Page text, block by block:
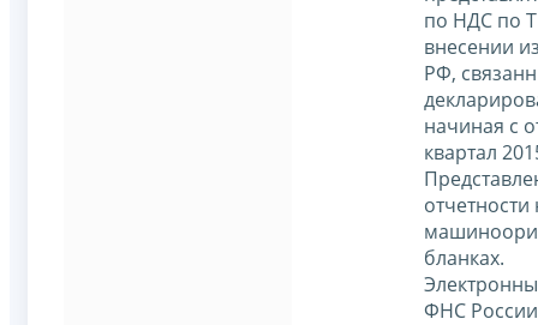
по НДС по
внесении
РФ,
начиная с
квартал
отчетности
бланках.
ФНС